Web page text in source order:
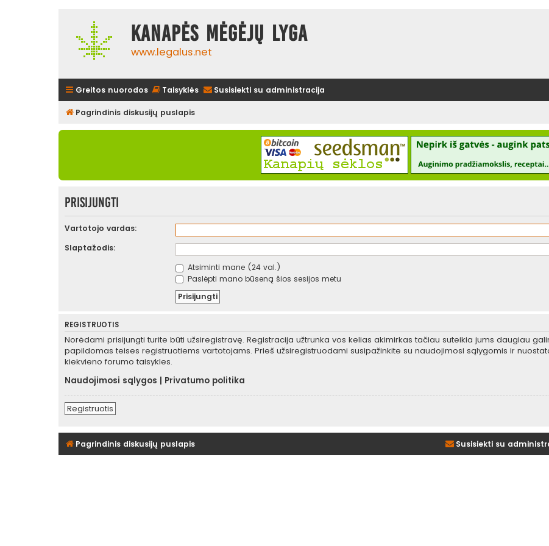
Kanapės mėgėjų lyga
www.legalus.net
Greitos nuorodos Taisyklės Susisiekti su administracija
Pagrindinis diskusijų puslapis
Prisijungti
Vartotojo vardas:
Slaptažodis:
Atsiminti mane (24 val.)
Paslėpti mano būseną šios sesijos metu
REGISTRUOTIS
Norėdami prisijungti turite būti užsiregistravę. Registracija užtrunka vos kelias akimirkas tačiau suteikia jums daugiau
papildomas teises registruotiems vartotojams. Prieš užsiregistruodami susipažinkite su naudojimosi sąlygomis ir
kiekvieno forumo taisykles.
Naudojimosi sąlygos
Privatumo politika
Registruotis
Pagrindinis diskusijų puslapis Susisiekti su